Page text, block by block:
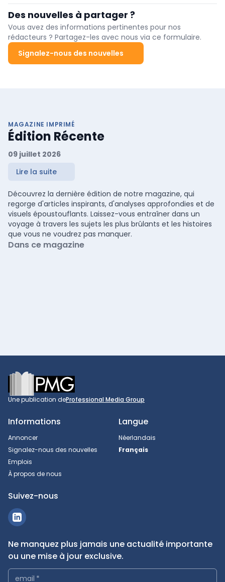
patients de bien s’informer avant une hospitalisation.
Des nouvelles à partager ?
Vous avez des informations pertinentes pour nos
rédacteurs ? Partagez-les avec nous via ce formulaire.
Signalez-nous des nouvelles
MAGAZINE IMPRIMÉ
Édition Récente
09 juillet 2026
Lire la suite
Découvrez la dernière édition de notre magazine, qui
regorge d'articles inspirants, d'analyses approfondies et de
visuels époustouflants. Laissez-vous entraîner dans un
voyage à travers les sujets les plus brûlants et les histoires
que vous ne voudrez pas manquer.
Dans ce magazine
Footer
Une publication deProfessional Media Group
Informations
Annoncer
Signalez-nous des nouvelles
Emplois
À propos de nous
Langue
Néerlandais
Français
Suivez-nous
Ne manquez plus jamais une actualité importante
ou une mise à jour exclusive.
email *